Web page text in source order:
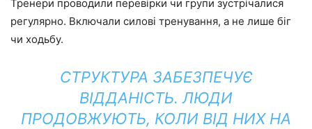
Тренери проводили перевірки чи групи зустрічалися
регулярно. Включали силові тренування, а не лише біг
чи ходьбу.
СТРУКТУРА ЗАБЕЗПЕЧУЄ
ВІДДАНІСТЬ. ЛЮДИ
ПРОДОВЖУЮТЬ, КОЛИ ВІД НИХ НА